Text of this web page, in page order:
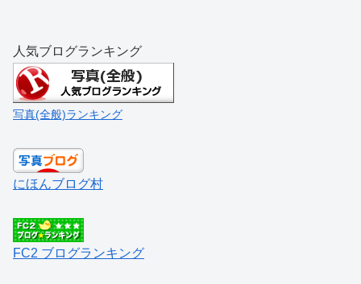
人気ブログランキング
写真(全般)ランキング
にほんブログ村
FC2 ブログランキング